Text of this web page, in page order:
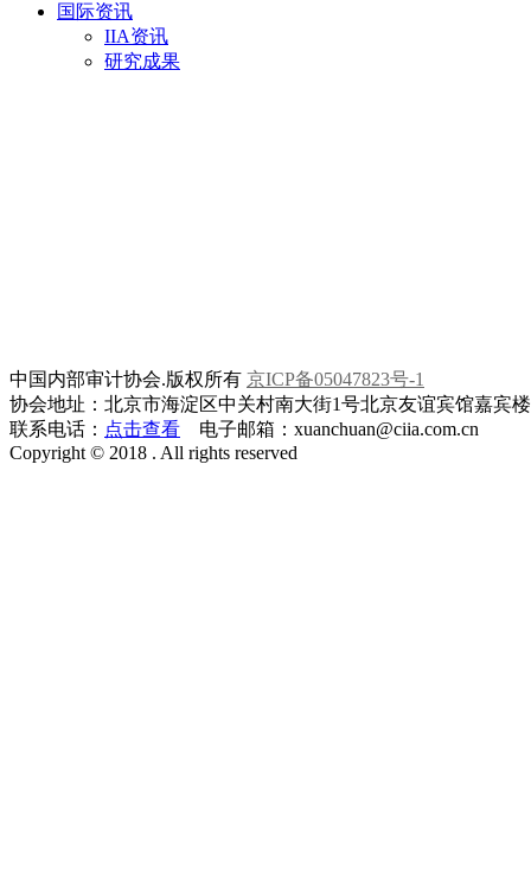
国际资讯
IIA资讯
研究成果
中国内部审计协会.版权所有 京ICP备05047823号-1
协会地址：北京市海淀区中关村南大街1号北京友谊宾馆嘉宾
联系电话： 点击查看 电子邮箱：xuanchuan@ciia.com.cn
Copyright © 2018 . All rights reserved